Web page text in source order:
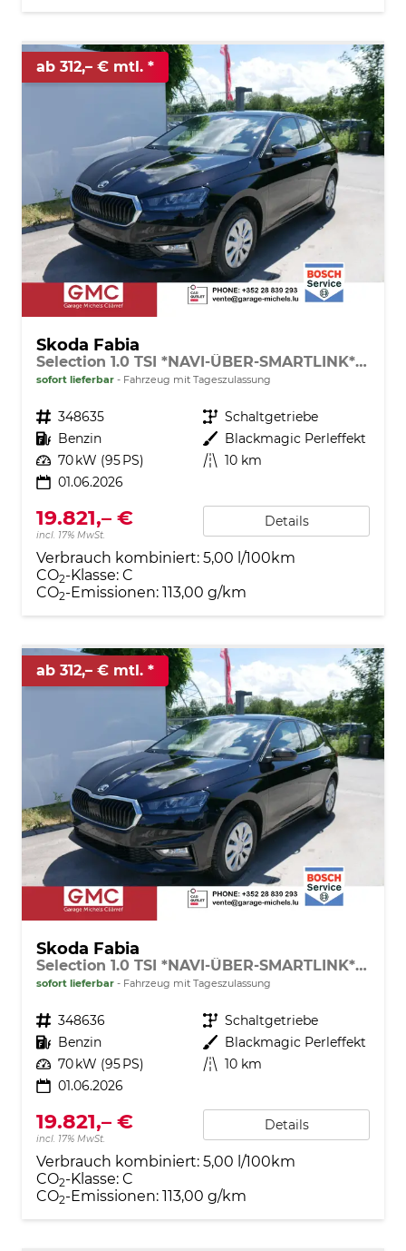
ab 312,– € mtl.
Skoda Fabia
Selection 1.0 TSI *NAVI-ÜBER-SMARTLINK*PDC-HI*LED*SHZ*KLIMA*RADIO
sofort lieferbar Fahrzeug mit Tageszulassung
Fahrzeugnr. 348635 Getriebe Schaltgetriebe
Kraftstoff Benzin Außenfarbe Blackmagic Perleffekt
Leistung 70 kW (95 PS) Kilometerstand 10 km
01.06.2026
19.821,– €
incl. 17% MwSt.
Details
Verbrauch kombiniert: 5,00 l/100km
CO2-Klasse: C
CO2-Emissionen: 113,00 g/km
ab 312,– € mtl.
Skoda Fabia
Selection 1.0 TSI *NAVI-ÜBER-SMARTLINK*PDC-HI*LED*SHZ*KLIMA*RADIO
sofort lieferbar Fahrzeug mit Tageszulassung
Fahrzeugnr. 348636 Getriebe Schaltgetriebe
Kraftstoff Benzin Außenfarbe Blackmagic Perleffekt
Leistung 70 kW (95 PS) Kilometerstand 10 km
01.06.2026
19.821,– €
incl. 17% MwSt.
Details
Verbrauch kombiniert: 5,00 l/100km
CO2-Klasse: C
CO2-Emissionen: 113,00 g/km